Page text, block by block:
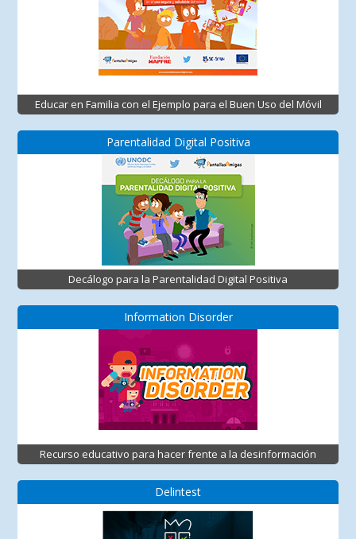
Educar en Familia con el Ejemplo para el Buen Uso del Móvil
Parentalidad Digital Positiva
Decálogo para la Parentalidad Digital Positiva
Information Disorder
Recurso educativo para hacer frente a la desinformación
Delintest